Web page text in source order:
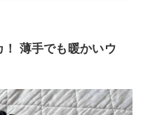
薄手でも暖かいウ